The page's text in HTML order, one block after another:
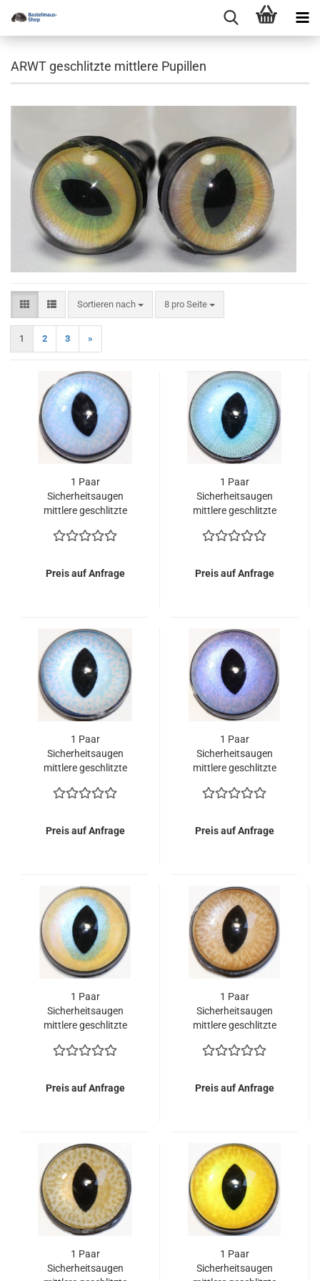
ARWT geschlitzte mittlere Pupillen
Sortieren nach
Sortieren nach 8 pro Seite
pro Seite
1 2 3 »
1 Paar
Sicherheitsaugen
mittlere geschlitzte
schimmernd
Preis auf Anfrage
1 Paar
Sicherheitsaugen
mittlere geschlitzte
schimmernd
Preis auf Anfrage
1 Paar
Sicherheitsaugen
mittlere geschlitzte
schimmernd
Preis auf Anfrage
1 Paar
Sicherheitsaugen
mittlere geschlitzte
schimmernd
Preis auf Anfrage
1 Paar
Sicherheitsaugen
mittlere geschlitzte
schimmernd
Preis auf Anfrage
1 Paar
Sicherheitsaugen
mittlere geschlitzte
schimmernd
Preis auf Anfrage
1 Paar
Sicherheitsaugen
1 Paar
Sicherheitsaugen